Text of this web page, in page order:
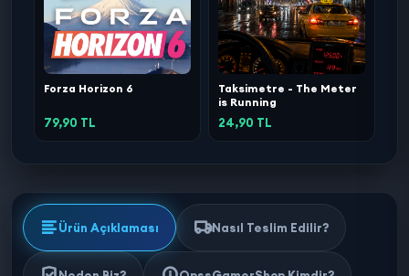
Forza Horizon 6
79,90 TL
Taksimetre - The Meter
is Running
24,90 TL
Ürün Açıklaması Nasıl Teslim Edilir?